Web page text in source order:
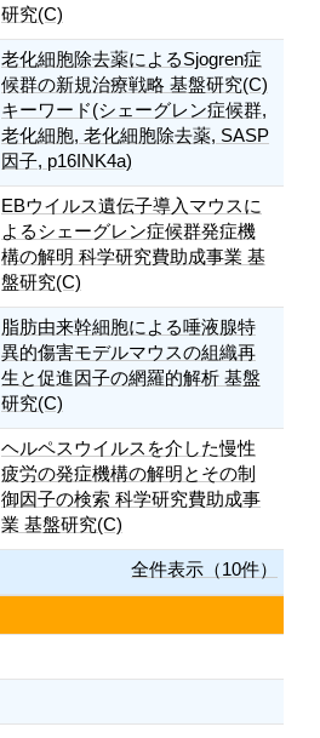
研究(C)
老化細胞除去薬によるSjogren症
候群の新規治療戦略 基盤研究(C)
キーワード(シェーグレン症候群,
老化細胞, 老化細胞除去薬, SASP
因子, p16INK4a)
EBウイルス遺伝子導入マウスに
よるシェーグレン症候群発症機
構の解明 科学研究費助成事業 基
盤研究(C)
脂肪由来幹細胞による唾液腺特
異的傷害モデルマウスの組織再
生と促進因子の網羅的解析 基盤
研究(C)
ヘルペスウイルスを介した慢性
疲労の発症機構の解明とその制
御因子の検索 科学研究費助成事
業 基盤研究(C)
全件表示（10件）